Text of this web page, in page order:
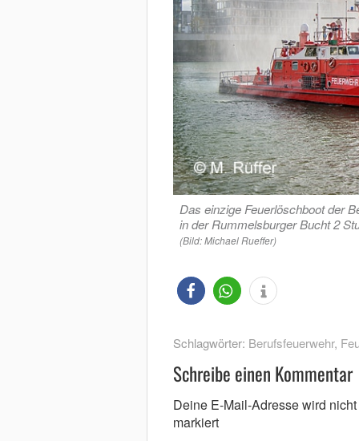
Das einzige Feuerlöschboot der
in der Rummelsburger Bucht 2
(Bild: Michael Rueffer)
Schlagwörter: Berufsfeuerwehr,
Schreibe einen Kommentar
Deine E-Mail-Adresse wird
markiert